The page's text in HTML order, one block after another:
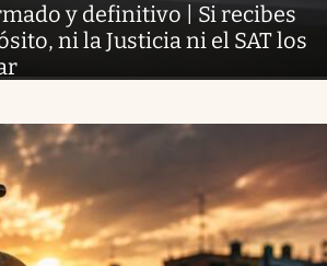
y definitivo | Si recibes
ni la Justicia ni el SAT los